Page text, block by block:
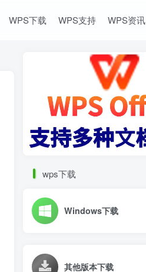
WPS下载 WPS支持 WPS资讯
wps下载
Windows下载
其他版本下载